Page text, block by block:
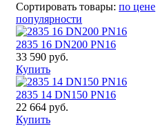
Сортировать товары: по цене
популярности
2835 16 DN200 PN16
33 590 руб.
Купить
2835 14 DN150 PN16
22 664 руб.
Купить